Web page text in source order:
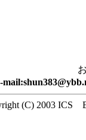
(C) 2003 ICS